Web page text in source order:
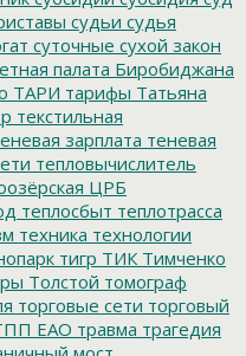
судьи судья
суточные сухой закон
палата Биробиджана
ТАРИ тарифы Татьяна
текстильная
зарплата теневая
тепловычислитель
ЦРБ
теплосбыт теплотрасса
техника технологии
тигр ТИК Тимченко
Толстой томограф
торговые сети торговый
ЕАО травма трагедия